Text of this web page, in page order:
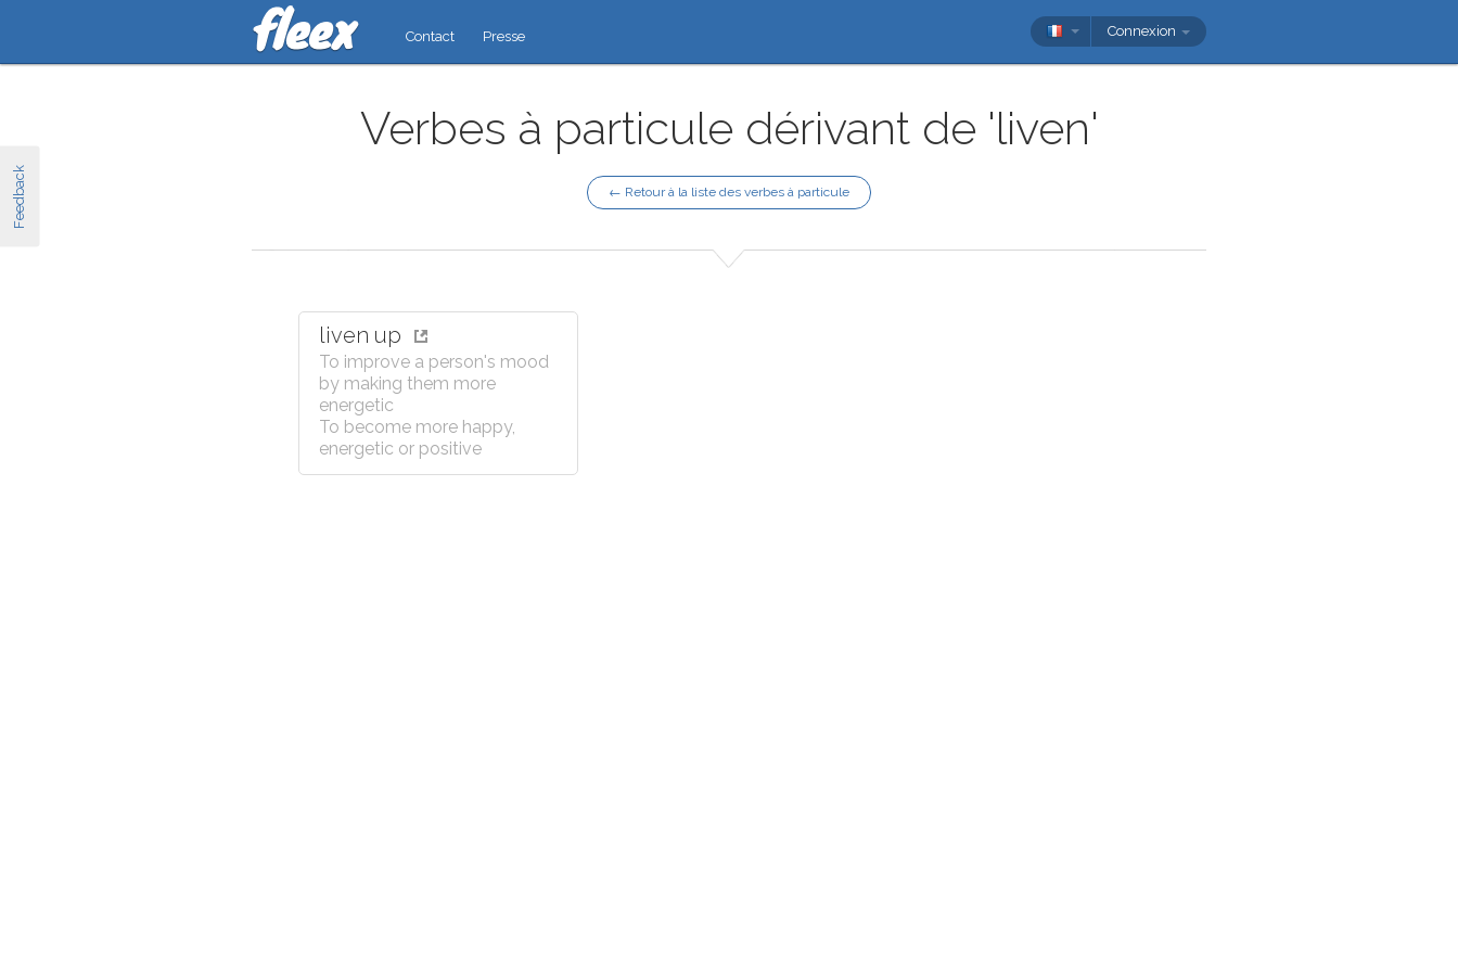
Feedback
Contact Presse Connexion
Verbes à particule dérivant de 'liven'
← Retour à la liste des verbes à particule
liven up
To improve a person's mood
by making them more
energetic
To become more happy,
energetic or positive